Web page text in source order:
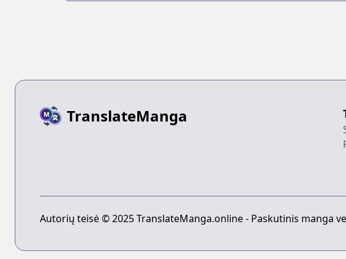
TranslateManga
Autorių teisė © 2025 TranslateManga.online - Paskutinis manga